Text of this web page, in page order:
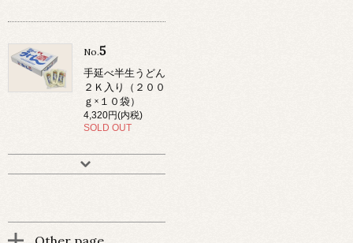
No.5
手延べ半生うどん
２Ｋ入り（２００
ｇ×１０袋）
4,320円(内税)
SOLD OUT